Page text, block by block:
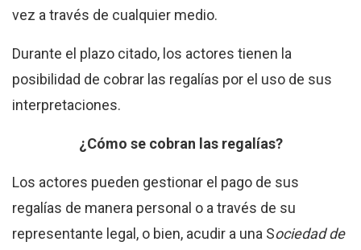
vez a través de cualquier medio.
Durante el plazo citado, los actores tienen la
posibilidad de cobrar las regalías por el uso de sus
interpretaciones.
¿Cómo se cobran las regalías?
Los actores pueden gestionar el pago de sus
regalías de manera personal o a través de su
representante legal, o bien, acudir a una Sociedad de